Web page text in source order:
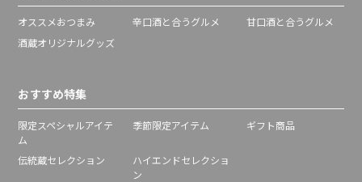
オススメおつまみ 辛口酒と合うグルメ
甘口酒と合うグルメ
酒蔵オリジナルグッズ
おすすめ特集
限定スペシャルアイテ
ム
季節限定アイテム ギフト商品
伝統蔵セレクション
ハイエンドセレクショ
ン